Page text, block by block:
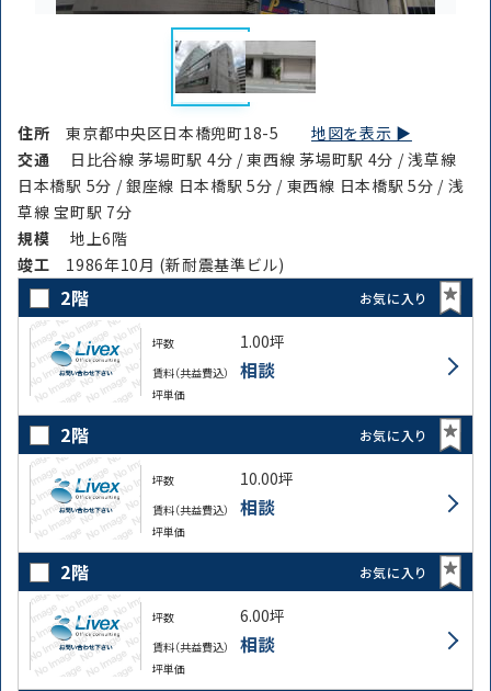
住所東京都中央区日本橋兜町18-5地図を表示 ▶︎
交通
日比谷線 茅場町駅 4分 / 東西線 茅場町駅 4分 / 浅草線
日本橋駅 5分 / 銀座線 日本橋駅 5分 / 東西線 日本橋駅 5分 / 浅
草線 宝町駅 7分
規模
地上6階
竣⼯ 1986年10月 (新耐震基準ビル)
2階 お気に入り
坪数 1.00坪
賃料（共益費込） 相談
坪単価
2階 お気に入り
坪数 10.00坪
賃料（共益費込） 相談
坪単価
2階 お気に入り
坪数 6.00坪
賃料（共益費込） 相談
坪単価